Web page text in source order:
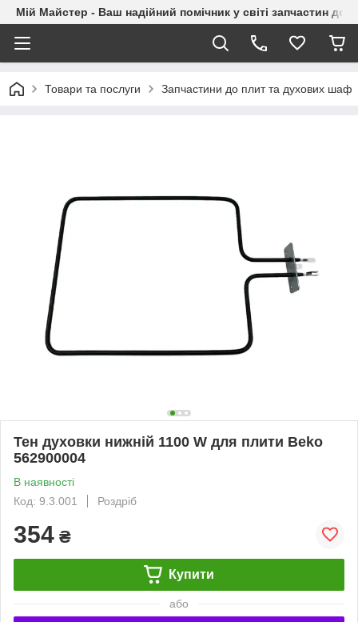
Мій Майстер - Ваш надійний помічник у світі запчастин до
Товари та послуги Запчастини до плит та духових шаф
Тен духовки нижній 1100 W для плити Beko
562900004
В наявності
Код: 9.3.001
Роздріб
354 ₴
Купити
або